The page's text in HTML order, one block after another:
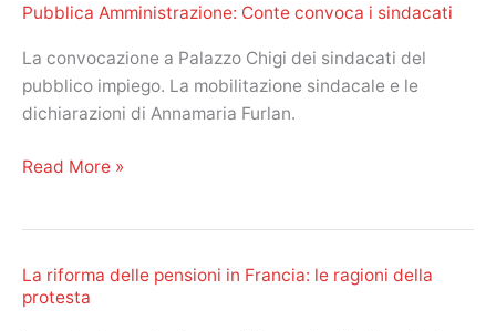
le
del
Premier
Conte
Pubblica Amministrazione: Conte convoca i sindacati
La convocazione a Palazzo Chigi dei sindacati del
pubblico impiego. La mobilitazione sindacale e le
dichiarazioni di Annamaria Furlan.
Pubblica
i
sindacati
Read More »
La riforma delle pensioni in Francia: le ragioni della
protesta